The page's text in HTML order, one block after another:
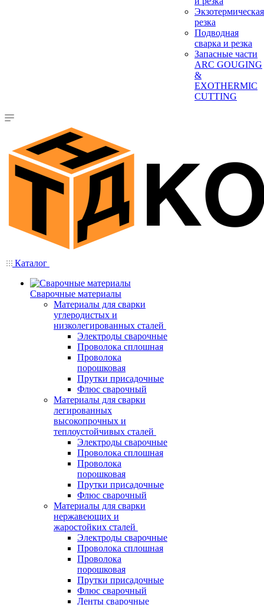
Экзотермическая
резка
Подводная
сварка и резка
Запасные части
ARC GOUGING
&
EXOTHERMIC
CUTTING
Каталог
Сварочные материалы
Материалы для сварки
углеродистых и
низколегированных сталей
Электроды сварочные
Проволока сплошная
Проволока
порошковая
Прутки присадочные
Флюс сварочный
Материалы для сварки
легированных
высокопрочных и
теплоустойчивых сталей
Электроды сварочные
Проволока сплошная
Проволока
порошковая
Прутки присадочные
Флюс сварочный
Материалы для сварки
нержавеющих и
жаростойких сталей
Электроды сварочные
Проволока сплошная
Проволока
порошковая
Прутки присадочные
Флюс сварочный
Ленты сварочные